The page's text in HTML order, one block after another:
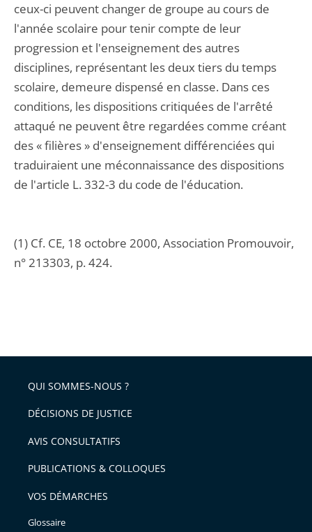
ceux-ci peuvent changer de groupe au cours de
l'année scolaire pour tenir compte de leur
progression et l'enseignement des autres
disciplines, représentant les deux tiers du temps
scolaire, demeure dispensé en classe. Dans ces
conditions, les dispositions critiquées de l'arrêté
attaqué ne peuvent être regardées comme créant
des « filières » d'enseignement différenciées qui
traduiraient une méconnaissance des dispositions
de l'article L. 332-3 du code de l'éducation.
(1) Cf. CE, 18 octobre 2000, Association Promouvoir,
n° 213303, p. 424.
QUI SOMMES-NOUS ?
DÉCISIONS DE JUSTICE
AVIS CONSULTATIFS
PUBLICATIONS & COLLOQUES
VOS DÉMARCHES
Glossaire